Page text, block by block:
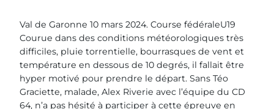
Val de Garonne 10 mars 2024. Course fédéraleU19
Courue dans des conditions météorologiques très
difficiles, pluie torrentielle, bourrasques de vent et
température en dessous de 10 degrés, il fallait être
hyper motivé pour prendre le départ. Sans Téo
Graciette, malade, Alex Riverie avec l’équipe du CD
64, n’a pas hésité à participer à cette épreuve en